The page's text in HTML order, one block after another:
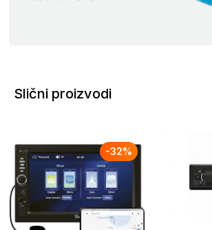
Slični proizvodi
-32%